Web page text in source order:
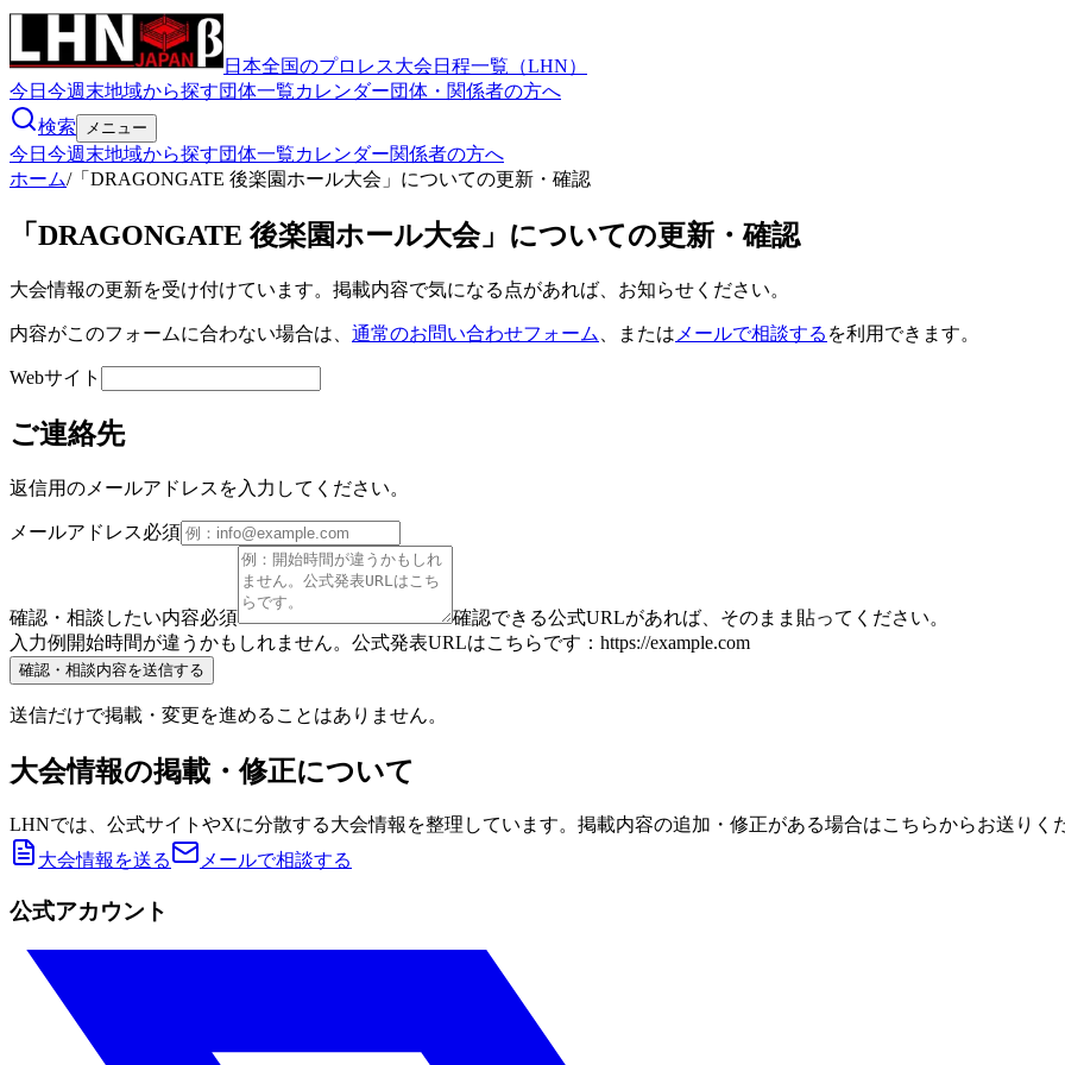
日本全国のプロレス大会日程一覧（LHN）
今日 今週末地域から探す団体一覧カレンダー団体・関係者の方へ
検索
メニュー
今日 今週末地域から探す団体一覧カレンダー関係者の方へ
ホーム/「DRAGONGATE 後楽園ホール大会」についての更新・確認
「DRAGONGATE 後楽園ホール大会」についての更新・確認
大会情報の更新を受け付けています。掲載内容で気になる点があれば、お知らせください。
内容がこのフォームに合わない場合は、 通常のお問い合わせフォーム 、または メールで相談する を利用できます。
Webサイト
ご連絡先
返信用のメールアドレスを入力してください。
メールアドレス必須
確認・相談したい内容必須
確認できる公式URLがあれば、そのまま貼ってください。
入力例 開始時間が違うかもしれません。 公式発表URLはこちらです：https://example.com
確認・相談内容を送信する
送信だけで掲載・変更を進めることはありません。
大会情報の掲載・修正について
LHNでは、公式サイトやXに分散する大会情報を整理しています。掲載内容の追加・修正がある場合はこちらからお送りく
大会情報を送る
メールで相談する
公式アカウント